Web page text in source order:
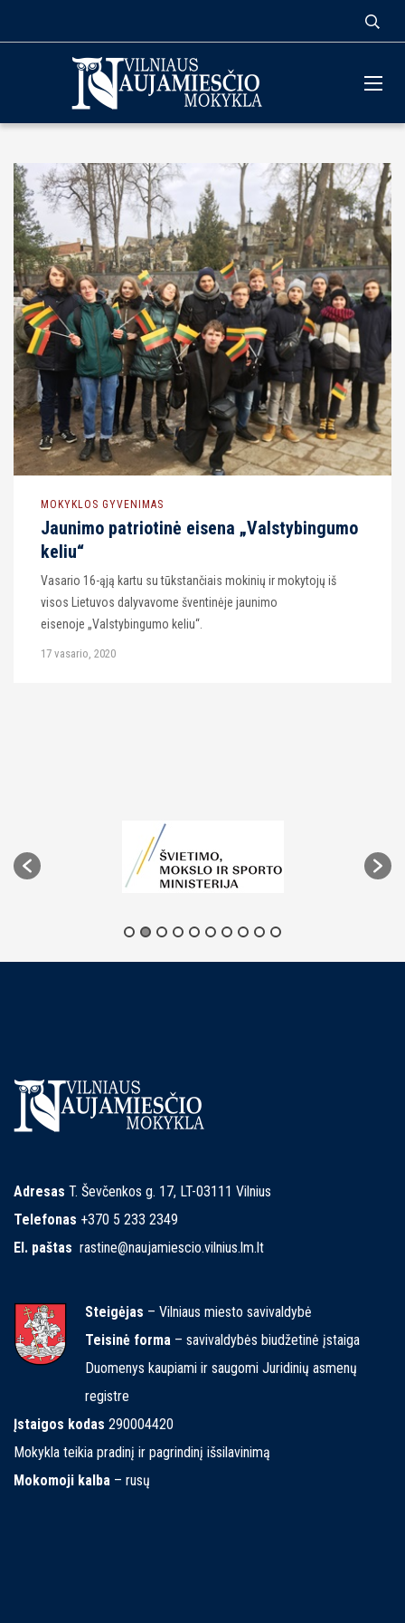
MOKYKLOS GYVENIMAS
Jaunimo patriotinė eisena „Valstybingumo
keliu“
Vasario 16-ąją kartu su tūkstančiais mokinių ir mokytojų iš
visos Lietuvos dalyvavome šventinėje jaunimo
eisenoje „Valstybingumo keliu“.
17 vasario, 2020
Adresas T. Ševčenkos g. 17, LT-03111 Vilnius
Telefonas +370 5 233 2349
El. paštas rastine@naujamiescio.vilnius.lm.lt
Steigėjas – Vilniaus miesto savivaldybė
Teisinė forma – savivaldybės biudžetinė įstaiga
Duomenys kaupiami ir saugomi Juridinių asmenų
registre
Įstaigos kodas 290004420
Mokykla teikia pradinį ir pagrindinį išsilavinimą
Mokomoji kalba – rusų